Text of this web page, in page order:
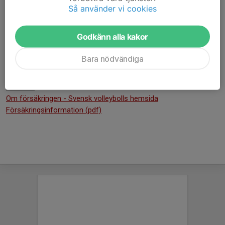
VID SKADA PÅ SPELARE
Folksam Idrott & Hälsa
106 60 Stockholm
folksam.sport@folksam.se
Om försäkringen - Svensk volleybolls hemsida
Försäkringsinformation (pdf)
Så använder vi cookies
Godkänn alla kakor
Bara nödvändiga